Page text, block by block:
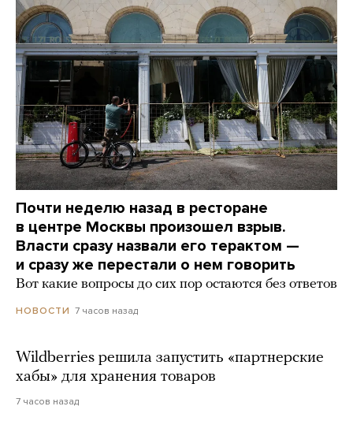
Почти неделю назад в ресторане
в центре Москвы произошел взрыв.
Власти сразу назвали его терактом —
и сразу же перестали о нем говорить
Вот какие вопросы до сих пор остаются без ответов
НОВОСТИ 7 часов назад
Wildberries решила запустить «партнерские
хабы» для хранения товаров
7 часов назад